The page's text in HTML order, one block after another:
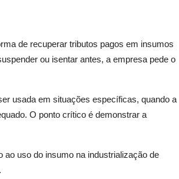
de recuperar tributos pagos em insumos
ou isentar antes, a empresa pede o
usada em situações específicas, quando a
O ponto crítico é demonstrar a
ao uso do insumo na industrialização de